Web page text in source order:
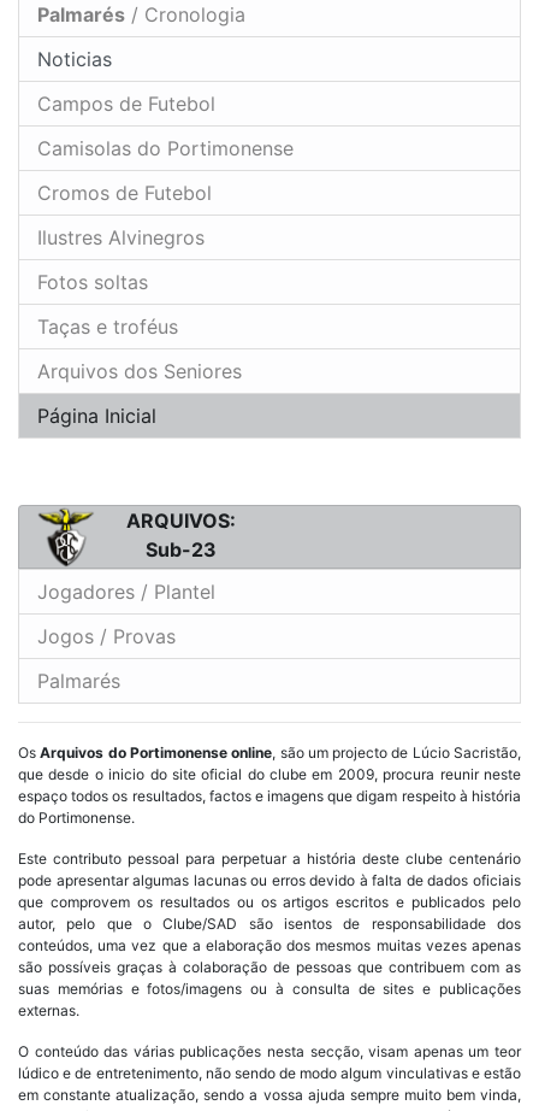
Palmarés / Cronologia
Noticias
Campos de Futebol
Camisolas do Portimonense
Cromos de Futebol
Ilustres Alvinegros
Fotos soltas
Taças e troféus
Arquivos dos Seniores
Página Inicial
ARQUIVOS:
Sub-23
Jogadores / Plantel
Jogos / Provas
Palmarés
OsArquivos do Portimonense online, são um projecto de Lúcio Sacristão,
que desde o inicio do site oficial do clube em 2009, procura reunir neste
espaço todos os resultados, factos e imagens que digam respeito à história
do Portimonense.
Este contributo pessoal para perpetuar a história deste clube centenário
pode apresentar algumas lacunas ou erros devido à falta de dados oficiais
que comprovem os resultados ou os artigos escritos e publicados pelo
autor, pelo que o Clube/SAD são isentos de responsabilidade dos
conteúdos, uma vez que a elaboração dos mesmos muitas vezes apenas
são possíveis graças à colaboração de pessoas que contribuem com as
suas memórias e fotos/imagens ou à consulta de sites e publicações
externas.
O conteúdo das várias publicações nesta secção, visam apenas um teor
lúdico e de entretenimento, não sendo de modo algum vinculativas e estão
em constante atualização, sendo a vossa ajuda sempre muito bem vinda,